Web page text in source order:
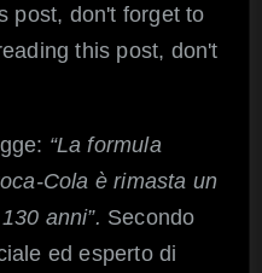
post, don't forget to
this post, don't
“La formula
Cola è rimasta un
anni”. Secondo
ed esperto di